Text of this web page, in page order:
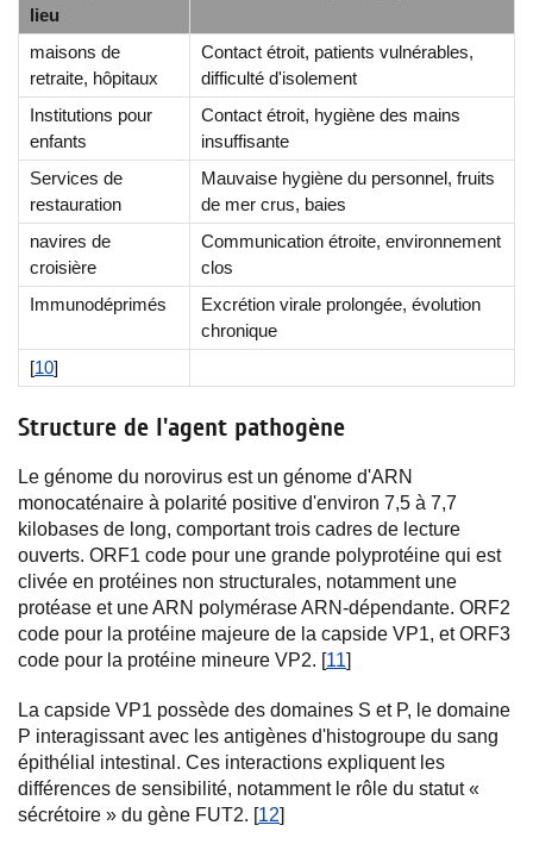
lieu
maisons de
retraite, hôpitaux
Contact étroit, patients vulnérables,
difficulté d'isolement
Institutions pour
enfants
Contact étroit, hygiène des mains
insuffisante
Services de
restauration
Mauvaise hygiène du personnel, fruits
de mer crus, baies
navires de
croisière
Communication étroite, environnement
clos
Immunodéprimés
Excrétion virale prolongée, évolution
chronique
[10]
Structure de l'agent pathogène
Le génome du norovirus est un génome d'ARN
monocaténaire à polarité positive d'environ 7,5 à 7,7
kilobases de long, comportant trois cadres de lecture
ouverts. ORF1 code pour une grande polyprotéine qui est
clivée en protéines non structurales, notamment une
protéase et une ARN polymérase ARN-dépendante. ORF2
code pour la protéine majeure de la capside VP1, et ORF3
code pour la protéine mineure VP2. [11]
La capside VP1 possède des domaines S et P, le domaine
P interagissant avec les antigènes d'histogroupe du sang
épithélial intestinal. Ces interactions expliquent les
différences de sensibilité, notamment le rôle du statut «
sécrétoire » du gène FUT2. [12]